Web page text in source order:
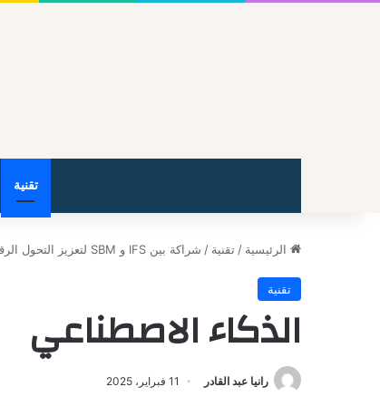
تقنية
الرئيسية / تقنية / شراكة بين IFS و SBM لتعزيز التحول الرقمي في السعودية وتمكين الشركات عبر حلول الذكاء الاصطناعي
تقنية
الذكاء الاصطناعي
رانيا عبد القادر 11 فبراير، 2025